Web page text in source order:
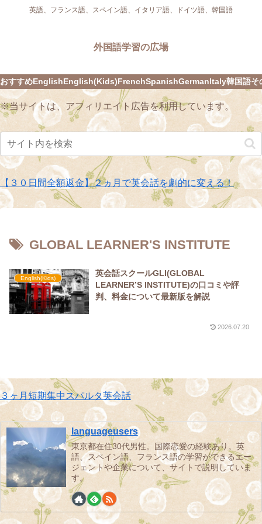
英語、フランス語、スペイン語、イタリア語、ドイツ語、韓国語
外国語学習の広場
おすすめEnglishEnglish(Kids)FrenchSpanishGermanItaly韓国語そ
※当サイトは、アフィリエイト広告を利用しています。
【３０日間全額返金】２ヵ月で英会話を劇的に変える！
GLOBAL LEARNER'S INSTITUTE
English(Kids)
英会話スクールGLI(GLOBAL
LEARNER’S INSTITUTE)の口コミや評
判、料金について最新版を解説
2026.07.20
３ヶ月短期集中スパルタ英会話
languageusers
東京都在住30代男性。国際恋愛の経験あり。英
語、スペイン語、フランス語の学習ができるエー
ジェントや企業について、サイトで説明していま
す。